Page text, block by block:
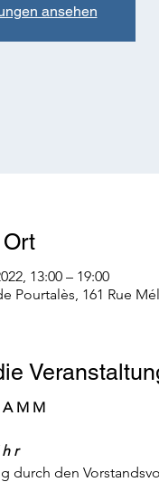
ansehen
13:00 – 19:00
Pourtalès, 161 Rue
A M M
r
durch den